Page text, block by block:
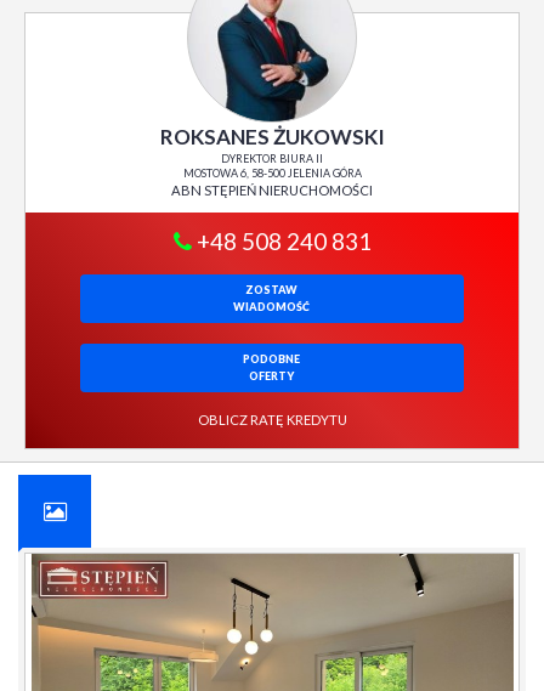
ROKSANES ŻUKOWSKI
DYREKTOR BIURA II
MOSTOWA 6, 58-500 JELENIA GÓRA
ABN STĘPIEŃ NIERUCHOMOŚCI
+48 508 240 831
ZOSTAW
WIADOMOŚĆ
PODOBNE
OFERTY
OBLICZ RATĘ KREDYTU